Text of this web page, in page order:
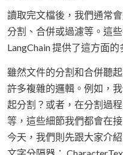
讀取完文檔後，我們通常
分割、合併或過濾等。這
LangChain 提供了這方面的
雖然文件的分割和合併聽
許多複雜的邏輯。例如，
起分割？或者，在分割過
等，這些細節我們都會在
今天，我們則先跟大家介